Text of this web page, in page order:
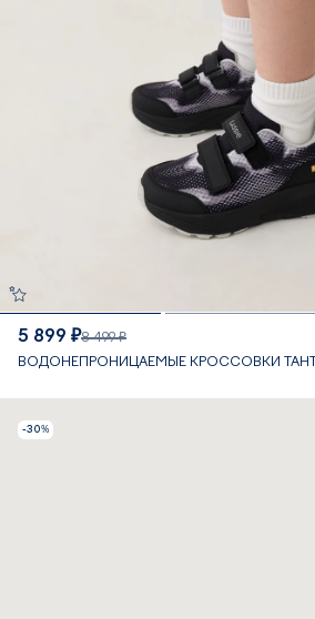
5 899 ₽8 499 ₽
ВОДОНЕПРОНИЦАЕМЫЕ КРОССОВКИ TAHTI
-30%